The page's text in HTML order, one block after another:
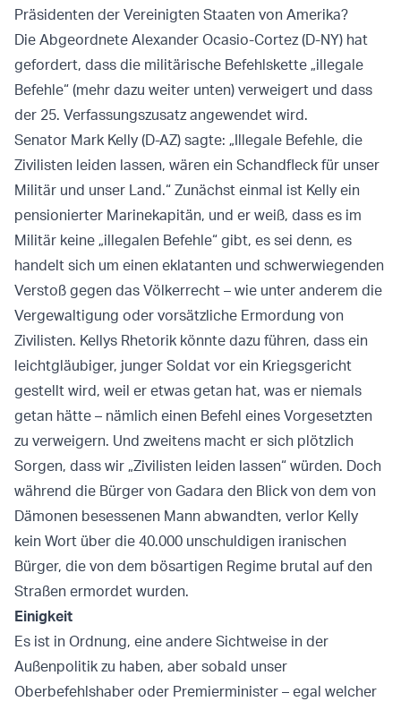
Präsidenten der Vereinigten Staaten von Amerika?
Die Abgeordnete Alexander Ocasio-Cortez (D-NY) hat
gefordert, dass die militärische Befehlskette „illegale
Befehle“ (mehr dazu weiter unten) verweigert und dass
der 25. Verfassungszusatz angewendet wird.
Senator Mark Kelly (D-AZ) sagte: „Illegale Befehle, die
Zivilisten leiden lassen, wären ein Schandfleck für unser
Militär und unser Land.“ Zunächst einmal ist Kelly ein
pensionierter Marinekapitän, und er weiß, dass es im
Militär keine „illegalen Befehle“ gibt, es sei denn, es
handelt sich um einen eklatanten und schwerwiegenden
Verstoß gegen das Völkerrecht – wie unter anderem die
Vergewaltigung oder vorsätzliche Ermordung von
Zivilisten. Kellys Rhetorik könnte dazu führen, dass ein
leichtgläubiger, junger Soldat vor ein Kriegsgericht
gestellt wird, weil er etwas getan hat, was er niemals
getan hätte – nämlich einen Befehl eines Vorgesetzten
zu verweigern. Und zweitens macht er sich plötzlich
Sorgen, dass wir „Zivilisten leiden lassen“ würden. Doch
während die Bürger von Gadara den Blick von dem von
Dämonen besessenen Mann abwandten, verlor Kelly
kein Wort über die 40.000 unschuldigen iranischen
Bürger, die von dem bösartigen Regime brutal auf den
Straßen ermordet wurden.
Einigkeit
Es ist in Ordnung, eine andere Sichtweise in der
Außenpolitik zu haben, aber sobald unser
Oberbefehlshaber oder Premierminister – egal welcher